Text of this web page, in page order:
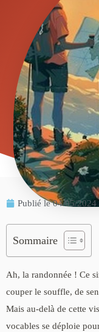
Publié le 04/05/2024
Sommaire
Ah, la randonnée ! Ce
couper le souffle, de
Mais au-delà de cette
vocables se déploie